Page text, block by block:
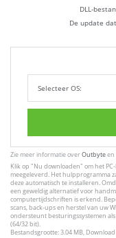
DLL-
De update
Zie meer informatie overOutbyteen
Klik op "Nu downloaden" om het
meegeleverd. Het hulpprogramma
deze automatisch te installeren.
een geweldig alternatief voor
computertijdschriften is erkend.
scans, back-ups en herstel van uw
ondersteunt besturingssystemen als
(64/32 bit).
Bestandsgrootte: 3.04 MB,